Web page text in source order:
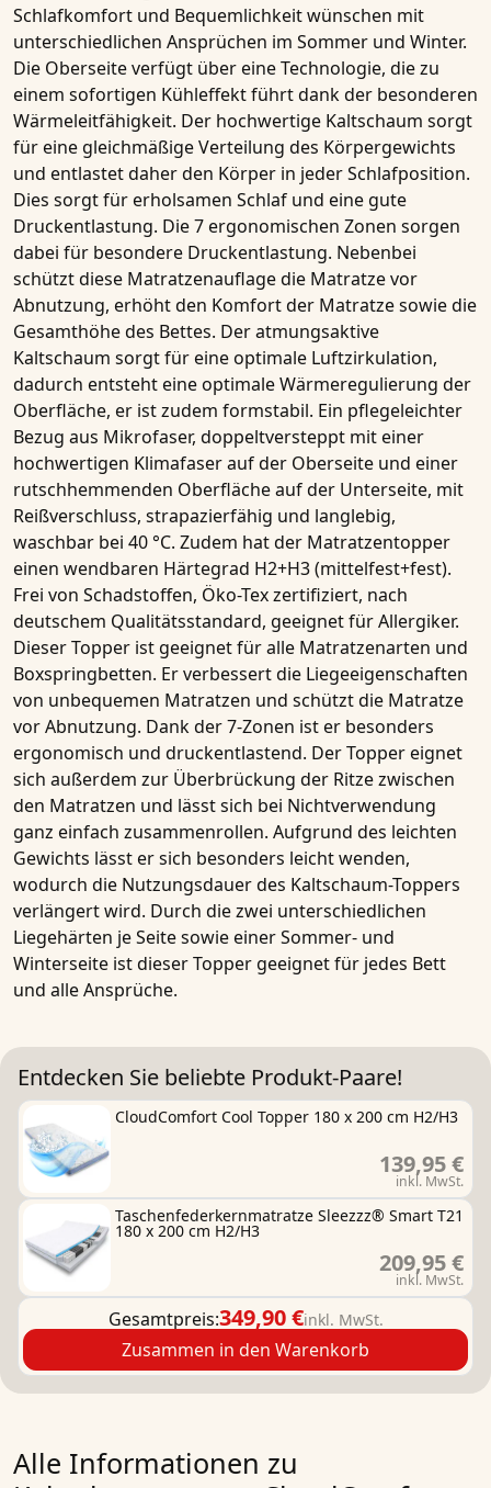
Schlafkomfort und Bequemlichkeit wünschen mit
unterschiedlichen Ansprüchen im Sommer und Winter.
Die Oberseite verfügt über eine Technologie, die zu
einem sofortigen Kühleffekt führt dank der besonderen
Wärmeleitfähigkeit. Der hochwertige Kaltschaum sorgt
für eine gleichmäßige Verteilung des Körpergewichts
und entlastet daher den Körper in jeder Schlafposition.
Dies sorgt für erholsamen Schlaf und eine gute
Druckentlastung. Die 7 ergonomischen Zonen sorgen
dabei für besondere Druckentlastung. Nebenbei
schützt diese Matratzenauflage die Matratze vor
Abnutzung, erhöht den Komfort der Matratze sowie die
Gesamthöhe des Bettes. Der atmungsaktive
Kaltschaum sorgt für eine optimale Luftzirkulation,
dadurch entsteht eine optimale Wärmeregulierung der
Oberfläche, er ist zudem formstabil. Ein pflegeleichter
Bezug aus Mikrofaser, doppeltversteppt mit einer
hochwertigen Klimafaser auf der Oberseite und einer
rutschhemmenden Oberfläche auf der Unterseite, mit
Reißverschluss, strapazierfähig und langlebig,
waschbar bei 40 °C. Zudem hat der Matratzentopper
einen wendbaren Härtegrad H2+H3 (mittelfest+fest).
Frei von Schadstoffen, Öko-Tex zertifiziert, nach
deutschem Qualitätsstandard, geeignet für Allergiker.
Dieser Topper ist geeignet für alle Matratzenarten und
Boxspringbetten. Er verbessert die Liegeeigenschaften
von unbequemen Matratzen und schützt die Matratze
vor Abnutzung. Dank der 7-Zonen ist er besonders
ergonomisch und druckentlastend. Der Topper eignet
sich außerdem zur Überbrückung der Ritze zwischen
den Matratzen und lässt sich bei Nichtverwendung
ganz einfach zusammenrollen. Aufgrund des leichten
Gewichts lässt er sich besonders leicht wenden,
wodurch die Nutzungsdauer des Kaltschaum-Toppers
verlängert wird. Durch die zwei unterschiedlichen
Liegehärten je Seite sowie einer Sommer- und
Winterseite ist dieser Topper geeignet für jedes Bett
und alle Ansprüche.
Entdecken Sie beliebte Produkt-Paare!
CloudComfort Cool Topper 180 x 200 cm H2/H3
139,95 €
inkl. MwSt.
Taschenfederkernmatratze Sleezzz® Smart T21
180 x 200 cm H2/H3
209,95 €
inkl. MwSt.
Gesamtpreis:349,90 €inkl. MwSt.
Zusammen in den Warenkorb
Alle Informationen zu